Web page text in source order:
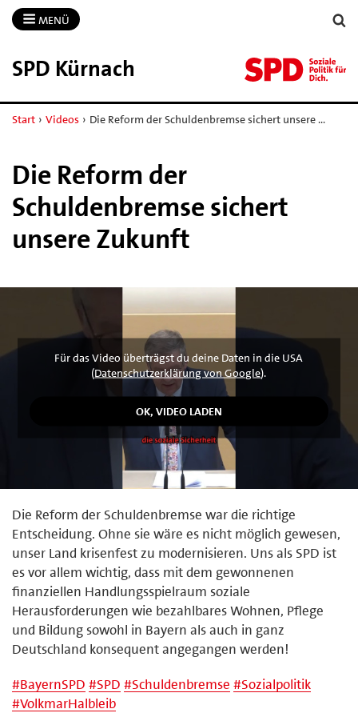
MENÜ
SPD Kürnach
Start › Videos › Die Reform der Schuldenbremse sichert unsere …
Die Reform der
Schuldenbremse sichert
unsere Zukunft
Für das Video überträgst du deine Daten in die USA
(Datenschutzerklärung von Google).
Die Reform der Schuldenbremse war die richtige
Entscheidung. Ohne sie wäre es nicht möglich gewesen,
unser Land krisenfest zu modernisieren. Uns als SPD ist
es vor allem wichtig, dass mit dem gewonnenen
finanziellen Handlungsspielraum soziale
Herausforderungen wie bezahlbares Wohnen, Pflege
und Bildung sowohl in Bayern als auch in ganz
Deutschland konsequent angegangen werden!
#BayernSPD #SPD #Schuldenbremse #Sozialpolitik
#VolkmarHalbleib